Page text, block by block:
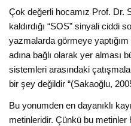
Çok değerli hocamız Prof. Dr.
kaldırdığı “SOS” sinyali ciddi
yazmalarda görmeye
adına bağlı olarak yer alması
sistemleri arasındaki
bir şey değildir “(Sakaoğlu,
Bu yonumden en dayanıklı
metinleridir. Çünkü bu metinler